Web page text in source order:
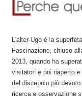
L'alter-Ugo è la
Fascinazione, chiuso
2013, quando ha
visitatori e poi riaperto
del discepolo più
ricerca e osservazione